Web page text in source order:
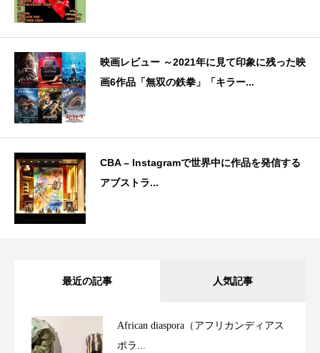
映画レビュー ～2021年に見て印象に残った映
画6作品「無双の鉄拳」「キラー...
CBA – Instagramで世界中に作品を発信する
アブストラ...
最近の記事 人気記事
African diaspora（アフリカンディアス
ポラ...